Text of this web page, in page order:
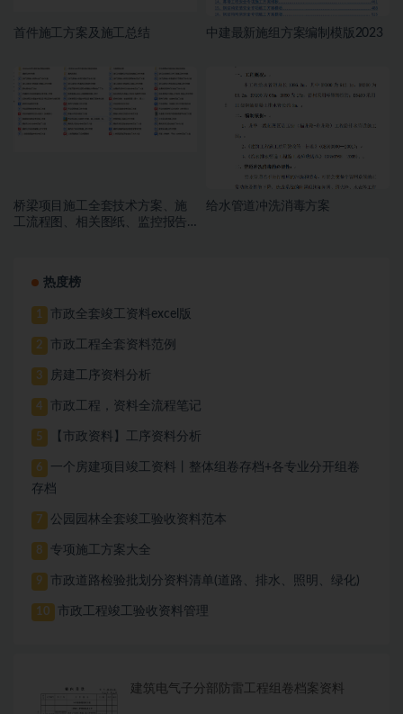
首件施工方案及施工总结 中建最新施组方案编制模版2023
桥梁项目施工全套技术方案、施
工流程图、相关图纸、监控报告
给水管道冲洗消毒方案
热度榜
1 市政全套竣工资料excel版
2 市政工程全套资料范例
3 房建工序资料分析
4 市政工程，资料全流程笔记
5 【市政资料】工序资料分析
6
一个房建项目竣工资料丨整体组卷存档+各专业分开组卷
存档
7 公园园林全套竣工验收资料范本
8 专项施工方案大全
9 市政道路检验批划分资料清单(道路、排水、照明、绿化)
10 市政工程竣工验收资料管理
建筑电气子分部防雷工程组卷档案资料